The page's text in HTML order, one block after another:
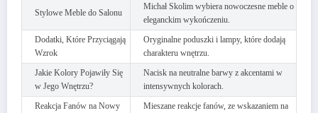
Stylowe Meble do Salonu
Michał Skolim wybiera nowoczesne meble o
eleganckim wykończeniu.
Dodatki, Które Przyciągają
Wzrok
Oryginalne poduszki i lampy, które dodają
charakteru wnętrzu.
Jakie Kolory Pojawiły Się
w Jego Wnętrzu?
Nacisk na neutralne barwy z akcentami w
intensywnych kolorach.
Reakcja Fanów na Nowy
Mieszane reakcje fanów, ze wskazaniem na